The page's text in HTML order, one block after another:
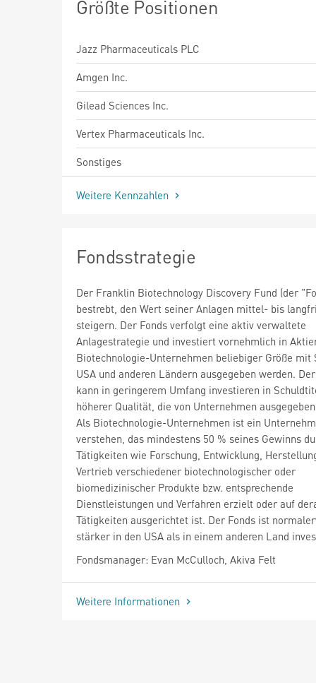
Größte Positionen
Jazz Pharmaceuticals PLC
Amgen Inc.
Gilead Sciences Inc.
Vertex Pharmaceuticals Inc.
Sonstiges
Weitere Kennzahlen
Fondsstrategie
Der Franklin Biotechnology Discovery Fund (der
bestrebt, den Wert seiner Anlagen mittel- bis
steigern. Der Fonds verfolgt eine aktiv verwaltete
Anlagestrategie und investiert vornehmlich in
Biotechnologie-Unternehmen beliebiger Größe mit
USA und anderen Ländern ausgegeben werden.
kann in geringerem Umfang investieren in
höherer Qualität, die von Unternehmen
Als Biotechnologie-Unternehmen ist ein
verstehen, das mindestens 50 % seines Gewinns
Tätigkeiten wie Forschung, Entwicklung,
Vertrieb verschiedener biotechnologischer oder
biomedizinischer Produkte bzw. entsprechende
Dienstleistungen und Verfahren erzielt oder auf
Tätigkeiten ausgerichtet ist. Der Fonds ist
stärker in den USA als in einem anderen Land
Fondsmanager: Evan McCulloch, Akiva Felt
Weitere Informationen